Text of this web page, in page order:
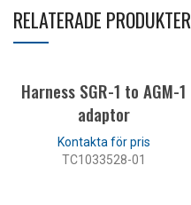
RELATERADE PRODUKTER
Harness SGR-1 to AGM-1
adaptor
TC1033528-01